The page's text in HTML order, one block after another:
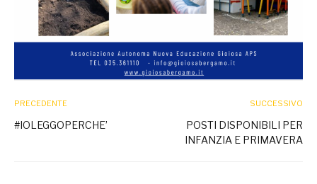
PRECEDENTE
#IOLEGGOPERCHE’
SUCCESSIVO
POSTI DISPONIBILI PER
INFANZIA E PRIMAVERA